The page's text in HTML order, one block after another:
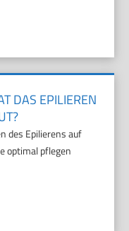
DAS EPILIEREN
des Epilierens auf
optimal pflegen